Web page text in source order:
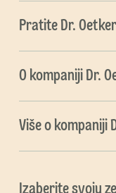
Pratite Dr. Oetker
O kompaniji Dr.
Više o kompaniji
Izaberite svoju